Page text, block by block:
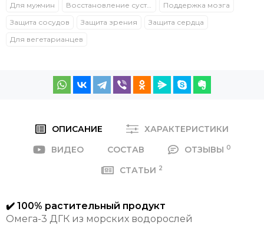
Для мужчин
Восстановление суставов и связок
Поддержка мозга
Защита сосудов
Защита зрения
Защита сердца
Для вегетарианцев
ОПИСАНИЕ
ХАРАКТЕРИСТИКИ
ВИДЕО
СОСТАВ ОТЗЫВЫ 0
СТАТЬИ 2
✔️ 100% растительный продукт
Омега-3 ДГК из морских водорослей